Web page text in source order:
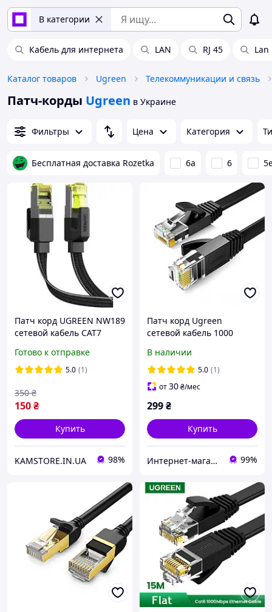
В категории
Кабель для интернета LAN RJ 45 Lan
Каталог товаров Ugreen Телекоммуникации и связь
Патч-корды Ugreen в Украине
Фильтры Цена Категория
Бесплатная доставка Rozetka 6a 6
Патч корд UGREEN NW189
сетевой кабель CAT7
Smart TV, Switch плоский
1 м Black (40159)
Готово к отправке
5.0 (1)
150₴
350 ₴
Купить
KAMSTORE.IN.UA 98%
Патч корд Ugreen
сетевой кабель 1000
плоский 5М черный
NW102 Интернет - кабели
и
В наличии
5.0 (1)
от30₴/мес
299₴
Купить
Интернет-магазин аксессуаров "HUSKY SHOP" 99%